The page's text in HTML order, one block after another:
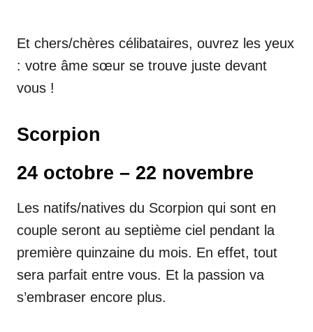
Et chers/chères célibataires, ouvrez les yeux
: votre âme sœur se trouve juste devant
vous !
Scorpion
24 octobre – 22 novembre
Les natifs/natives du Scorpion qui sont en
couple seront au septième ciel pendant la
première quinzaine du mois. En effet, tout
sera parfait entre vous. Et la passion va
s’embraser encore plus.